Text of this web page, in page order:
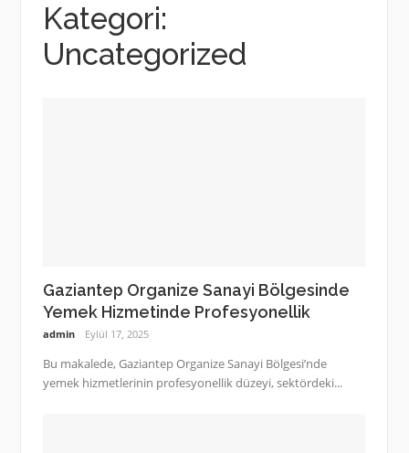
Kategori:
Uncategorized
Gaziantep Organize Sanayi Bölgesinde
Yemek Hizmetinde Profesyonellik
admin Eylül 17, 2025
Bu makalede, Gaziantep Organize Sanayi Bölgesi’nde
yemek hizmetlerinin profesyonellik düzeyi, sektördeki...